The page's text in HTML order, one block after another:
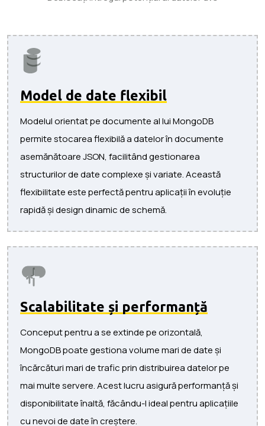
Model de date flexibil
Modelul orientat pe documente al lui MongoDB
permite stocarea flexibilă a datelor în documente
asemănătoare JSON, facilitând gestionarea
structurilor de date complexe și variate. Această
flexibilitate este perfectă pentru aplicații în evoluție
rapidă și design dinamic de schemă.
Scalabilitate și performanță
Conceput pentru a se extinde pe orizontală,
MongoDB poate gestiona volume mari de date și
încărcături mari de trafic prin distribuirea datelor pe
mai multe servere. Acest lucru asigură performanță și
disponibilitate înaltă, făcându-l ideal pentru aplicațiile
cu nevoi de date în creștere.